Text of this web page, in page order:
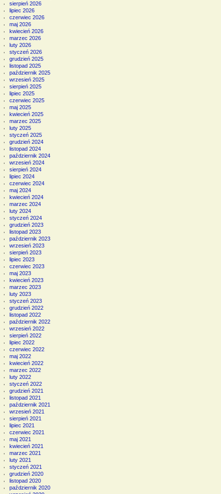
sierpień 2026
lipiec 2026
czerwiec 2026
maj 2026
kwiecień 2026
marzec 2026
luty 2026
styczeń 2026
grudzień 2025
listopad 2025
październik 2025
wrzesień 2025
sierpień 2025
lipiec 2025
czerwiec 2025
maj 2025
kwiecień 2025
marzec 2025
luty 2025
styczeń 2025
grudzień 2024
listopad 2024
październik 2024
wrzesień 2024
sierpień 2024
lipiec 2024
czerwiec 2024
maj 2024
kwiecień 2024
marzec 2024
luty 2024
styczeń 2024
grudzień 2023
listopad 2023
październik 2023
wrzesień 2023
sierpień 2023
lipiec 2023
czerwiec 2023
maj 2023
kwiecień 2023
marzec 2023
luty 2023
styczeń 2023
grudzień 2022
listopad 2022
październik 2022
wrzesień 2022
sierpień 2022
lipiec 2022
czerwiec 2022
maj 2022
kwiecień 2022
marzec 2022
luty 2022
styczeń 2022
grudzień 2021
listopad 2021
październik 2021
wrzesień 2021
sierpień 2021
lipiec 2021
czerwiec 2021
maj 2021
kwiecień 2021
marzec 2021
luty 2021
styczeń 2021
grudzień 2020
listopad 2020
październik 2020